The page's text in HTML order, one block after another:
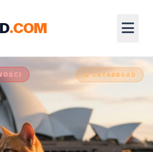
.COM
CATABROAD